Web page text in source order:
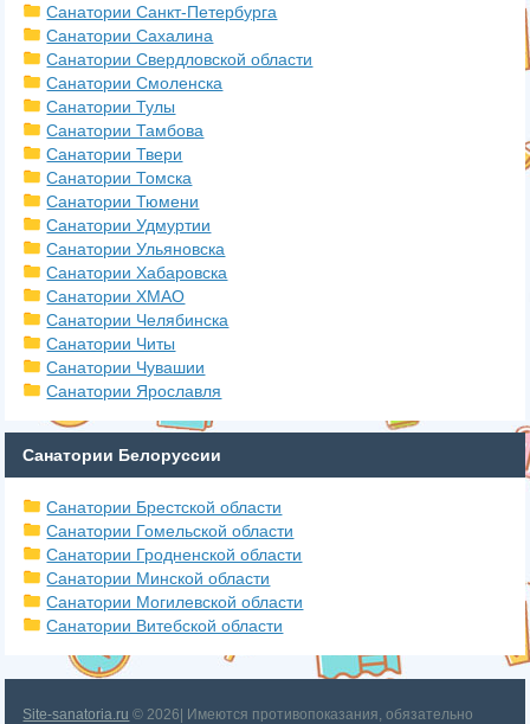
Санатории Санкт-Петербурга
Санатории Сахалина
Санатории Свердловской области
Санатории Смоленска
Санатории Тулы
Санатории Тамбова
Санатории Твери
Санатории Томска
Санатории Тюмени
Санатории Удмуртии
Санатории Ульяновска
Санатории Хабаровска
Санатории ХМАО
Санатории Челябинска
Санатории Читы
Санатории Чувашии
Санатории Ярославля
Санатории Белоруссии
Санатории Брестской области
Санатории Гомельской области
Санатории Гродненской области
Санатории Минской области
Санатории Могилевской области
Санатории Витебской области
Site-sanatoria.ru © 2026| Имеются противопоказания, обязательно